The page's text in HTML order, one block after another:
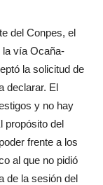
del Conpes, el
la vía Ocaña-
la solicitud de
declarar. El
y no hay
propósito del
frente a los
al que no pidió
de la sesión del